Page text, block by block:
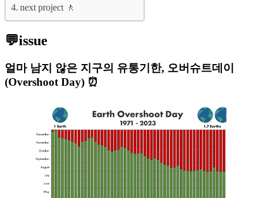
next project 🚶
💬issue
얼마 남지 않은 지구의 유통기한, 오버슈트데이
(Overshoot Day) ⏰